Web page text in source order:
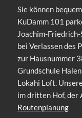
Sie können
KuDamm 101
Joachim-
bei Verlassen des
zur Hausnummer
Grundschule
Lokahi Loft.
im dritten Hof, der
Routenplanung